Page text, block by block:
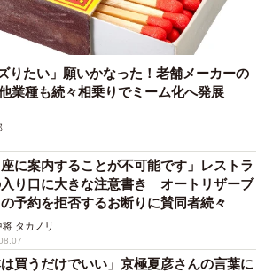
（かもしかさん提供、YouTubeよりキャプチャ
りたい」願いかなった！老舗メーカーの
業種も続々相乗りでミーム化へ発展
座に案内することが不可能です」レストラ
り口に大きな注意書き オートリザーブ
予約を拒否するお断りに賛同者続々
将 タカノリ
は買うだけでいい」京極夏彦さんの言葉に